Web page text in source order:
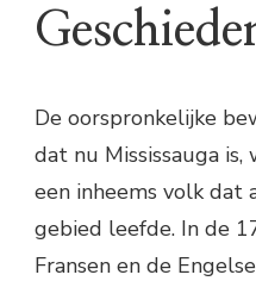
De oorspronkelijke
dat nu Mississauga is,
een inheems volk dat
gebied leefde. In de
Fransen en de